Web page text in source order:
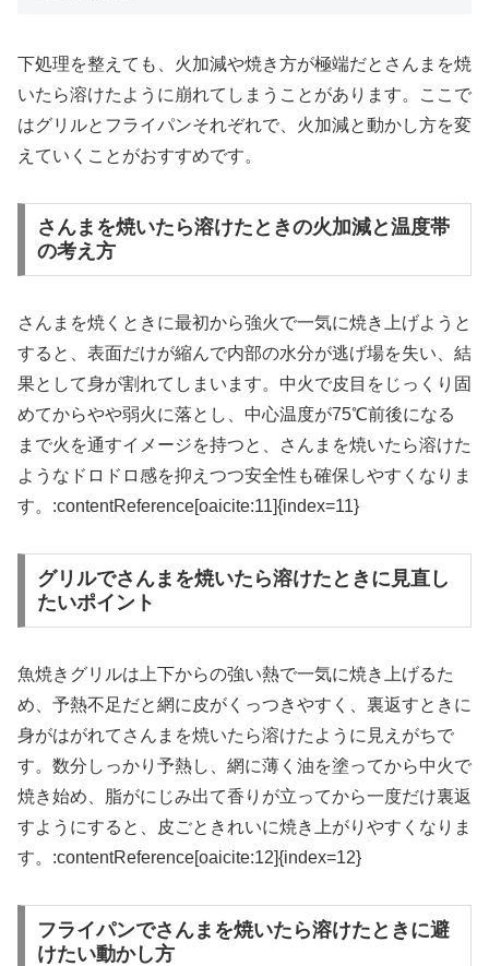
下処理を整えても、火加減や焼き方が極端だとさんまを焼
いたら溶けたように崩れてしまうことがあります。ここで
はグリルとフライパンそれぞれで、火加減と動かし方を変
えていくことがおすすめです。
さんまを焼いたら溶けたときの火加減と温度帯
の考え方
さんまを焼くときに最初から強火で一気に焼き上げようと
すると、表面だけが縮んで内部の水分が逃げ場を失い、結
果として身が割れてしまいます。中火で皮目をじっくり固
めてからやや弱火に落とし、中心温度が75℃前後になる
まで火を通すイメージを持つと、さんまを焼いたら溶けた
ようなドロドロ感を抑えつつ安全性も確保しやすくなりま
す。:contentReference[oaicite:11]{index=11}
グリルでさんまを焼いたら溶けたときに見直し
たいポイント
魚焼きグリルは上下からの強い熱で一気に焼き上げるた
め、予熱不足だと網に皮がくっつきやすく、裏返すときに
身がはがれてさんまを焼いたら溶けたように見えがちで
す。数分しっかり予熱し、網に薄く油を塗ってから中火で
焼き始め、脂がにじみ出て香りが立ってから一度だけ裏返
すようにすると、皮ごときれいに焼き上がりやすくなりま
す。:contentReference[oaicite:12]{index=12}
フライパンでさんまを焼いたら溶けたときに避
けたい動かし方